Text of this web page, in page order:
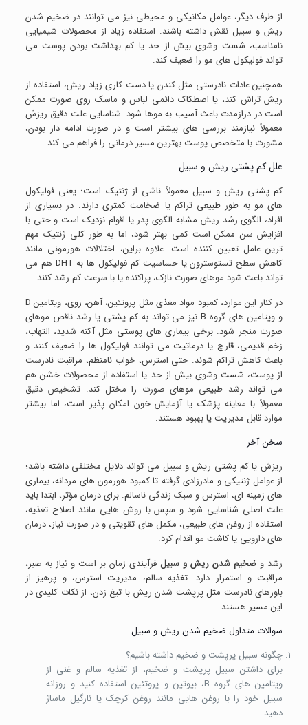
از طرف دیگر، عوامل مکانیکی و محیطی نیز می توانند در ضخیم شدن
ریش و سبیل نقش داشته باشند. استفاده زیاد از محصولات شیمیایی
نامناسب، شست وشوی بیش از حد یا کم بهداشت بودن پوست می
تواند فولیکول های مو را ضعیف کند.
همچنین عادات نادرستی مثل کندن یا دست کاری زیاد ریش، استفاده از
ریش تراش کند، یا اصطکاک دائمی لباس و ماسک روی صورت ممکن
است در درازمدت باعث آسیب به موها شود. شناسایی علت دقیق ریزش
معمولاً نیازمند بررسی های بیشتر است و در صورت ادامه دار بودن،
مشورت با متخصص پوست بهترین مسیر درمانی را فراهم می کند.
علل کم پشتی ریش و سبیل
کم پشتی ریش و سبیل معمولاً ناشی از ژنتیک است؛ یعنی فولیکول
های مو به طور طبیعی تراکم یا ضخامت کمتری دارند. در بسیاری از
افراد، الگوی رشد ریش مشابه الگوی پدر یا اقوام نزدیک است و حتی با
افزایش سن ممکن است کمی بهتر شود، اما به طور کلی ژنتیک مهم
ترین عامل تعیین کننده است. علاوه براین، اختلالات هورمونی مانند
کاهش سطح تستوسترون یا حساسیت کم فولیکول ها به DHT هم می
تواند باعث شود موهای صورت نازک، پراکنده یا با سرعت کم رشد کنند.
در کنار این موارد، کمبود مواد مغذی مثل پروتئین، آهن، روی، ویتامین D
و ویتامین های گروه B نیز می تواند به کم پشتی یا رشد ناقص موهای
صورت منجر شود. برخی بیماری های پوستی مثل آکنه شدید، التهاب،
زخم قدیمی، قارچ یا درماتیت می توانند فولیکول ها را ضعیف کنند و
باعث کاهش تراکم شوند. حتی استرس، خواب نامنظم، مراقبت نادرست
از پوست، شست وشوی بیش از حد یا استفاده از محصولات خشن هم
می تواند رشد طبیعی موهای صورت را مختل کند. تشخیص دقیق
معمولاً با معاینه پزشک یا آزمایش خون امکان پذیر است، اما بیشتر
موارد قابل مدیریت یا بهبود هستند.
سخن آخر
ریزش یا کم پشتی ریش و سبیل می تواند دلایل مختلفی داشته باشد؛
از عوامل ژنتیکی و مادرزادی گرفته تا کمبود هورمون های مردانه، بیماری
های زمینه ای، استرس و سبک زندگی ناسالم. برای درمان مؤثر، ابتدا باید
علت اصلی شناسایی شود و سپس با روش هایی مانند اصلاح تغذیه،
استفاده از روغن های طبیعی، مکمل های تقویتی و در صورت نیاز، درمان
های دارویی یا کاشت مو اقدام کرد.
رشد و ضخیم شدن ریش و سبیل فرآیندی زمان بر است و نیاز به صبر،
مراقبت و استمرار دارد. تغذیه سالم، مدیریت استرس، و پرهیز از
باورهای نادرست مثل پرپشت شدن ریش با تیغ زدن، از نکات کلیدی در
این مسیر هستند.
سوالات متداول ضخیم شدن ریش و سبیل
چگونه سبیل پرپشت و ضخیم داشته باشیم؟
برای داشتن سبیل پرپشت و ضخیم، از تغذیه سالم و غنی از
ویتامین های گروه B، بیوتین و پروتئین استفاده کنید و روزانه
سبیل خود را با روغن هایی مانند روغن کرچک یا نارگیل ماساژ
دهید.